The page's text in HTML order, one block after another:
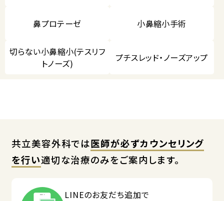
鼻プロテーゼ 小鼻縮小手術
切らない小鼻縮小(テスリフ
トノーズ)
プチスレッド・ノーズアップ
共立美容外科では医師が必ずカウンセリング
を行い適切な治療のみをご案内します。
LINEのお友だち追加で